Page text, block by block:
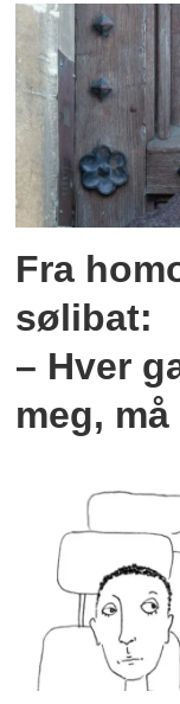
Fra
sølibat:
– Hver
meg,